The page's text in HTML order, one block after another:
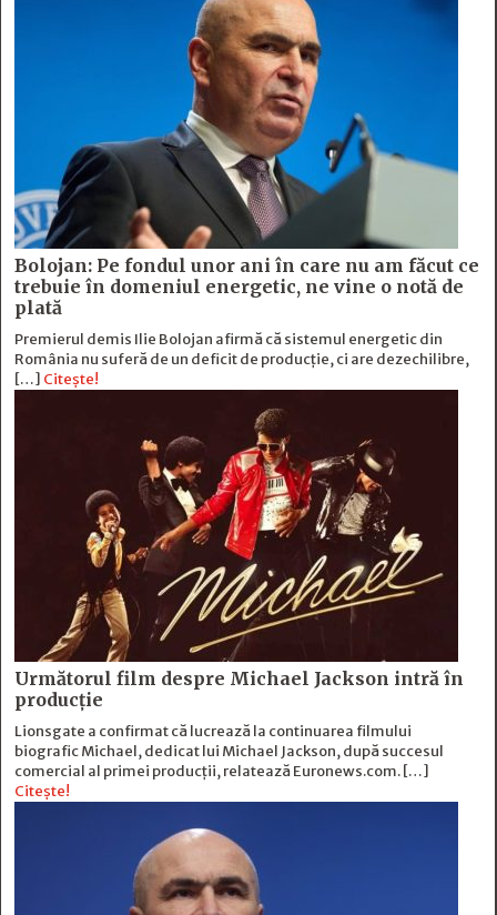
Bolojan: Pe fondul unor ani în care nu am făcut ce
trebuie în domeniul energetic, ne vine o notă de
plată
Premierul demis Ilie Bolojan afirmă că sistemul energetic din
România nu suferă de un deficit de producţie, ci are dezechilibre,
[…] Citește!
Următorul film despre Michael Jackson intră în
producție
Lionsgate a confirmat că lucrează la continuarea filmului
biografic Michael, dedicat lui Michael Jackson, după succesul
comercial al primei producții, relatează Euronews.com. […]
Citește!